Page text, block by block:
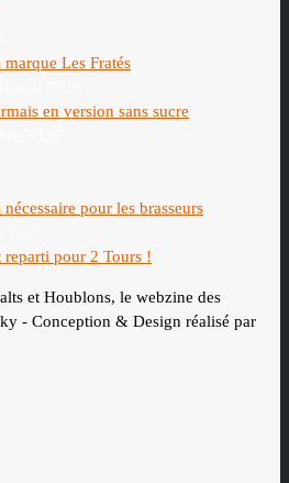
Les Fratés
en version sans sucre
pour les brasseurs
reparti pour 2 Tours !
et Houblons, le webzine des
- Conception & Design réalisé par